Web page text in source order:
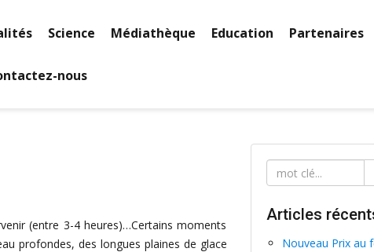
Science Médiathèque Education Partenaires
nous
(entre 3-4 heures)…Certains moments
profondes, des longues plaines de glace
Articles
Nouveau Prix au